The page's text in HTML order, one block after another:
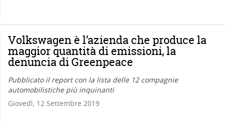
Volkswagen è l’azienda che produce la
maggior quantità di emissioni, la
denuncia di Greenpeace
Pubblicato il report con la lista delle 12 compagnie
automobilistiche più inquinanti
Giovedì, 12 Settembre 2019